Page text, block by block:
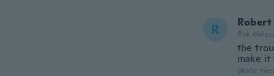
R Robert
Rok
the
make
około